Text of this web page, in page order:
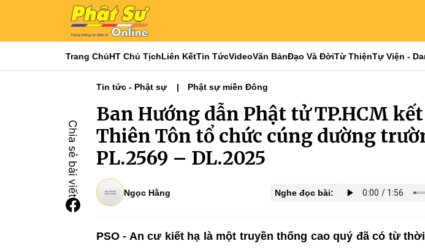
Trang ChủHT Chủ TịchLiên KếtTin TứcVideoVăn BảnĐạo Và ĐờiTừ ThiệnTự Viện -
Tin tức - Phật sự Phật sự miền Đông
Ban Hướng dẫn Phật tử TP.HCM
Thiên Tôn tổ chức cúng dường
PL.2569 – DL.2025
Ngọc Hằng Nghe đọc bài:
PSO - An cư kiết hạ là một truyền thống cao quý đã có từ